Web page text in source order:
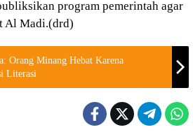
program pemerintah agar
Al Madi.(drd)
Orang Minang Hebat Karena
Literasi